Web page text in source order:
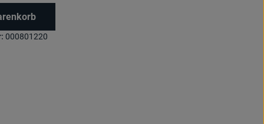
000801220